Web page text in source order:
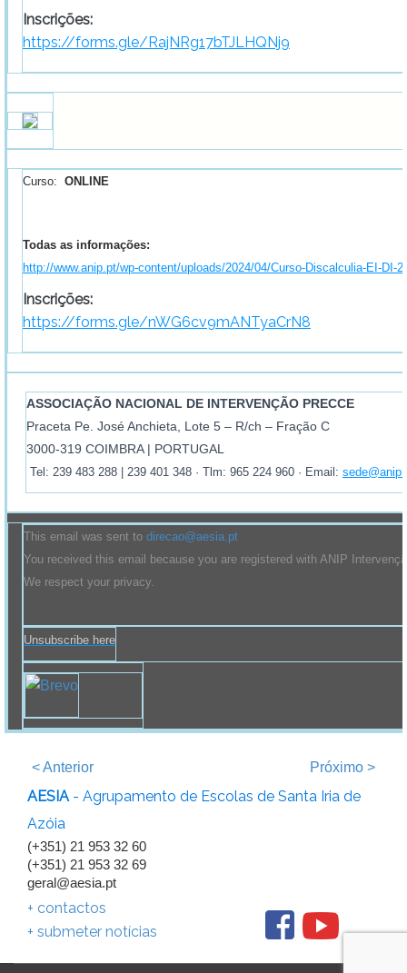
Inscrições:
https://forms.gle/RajNRg17bTJLHQNj9
Curso: ONLINE
Todas as informações:
http://www.anip.pt/wp-content/uploads/2024/04/Curso-Discalculia-EI-DI-
Inscrições:
https://forms.gle/nWG6cv9mANTyaCrN8
ASSOCIAÇÃO NACIONAL DE INTERVENÇÃO PRECCE
Praceta Pe. José Anchieta, Lote 5 – R/ch – Fração C
3000-319 COIMBRA | PORTUGAL
Tel: 239 483 288 | 239 401 348 · Tlm: 965 224 960 · Email:
This email was sent to direcao@aesia.pt
You received this email because you are registered with ANIP
We respect your privacy.
Unsubscribe here
<Anterior Próximo >
AESIA- Agrupamento de Escolas de Santa Iria de
Azóia
(+351) 21 953 32 60
(+351) 21 953 32 69
geral@aesia.pt
+ contactos
+ submeter notícias